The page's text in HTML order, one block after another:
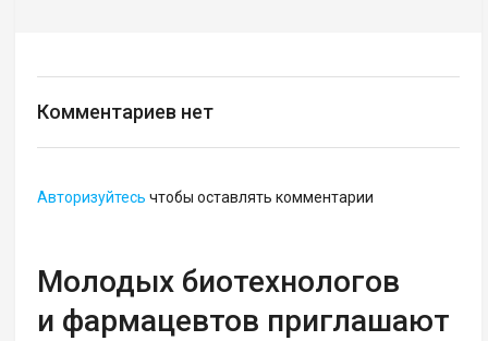
Комментариев нет
Авторизуйтесь чтобы оставлять комментарии
Молодых биотехнологов
и фармацевтов приглашают